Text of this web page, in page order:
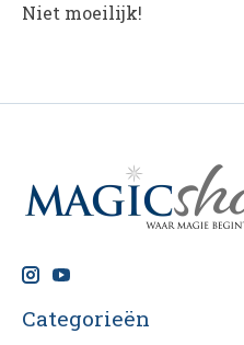
Niet moeilijk!
Categorieën